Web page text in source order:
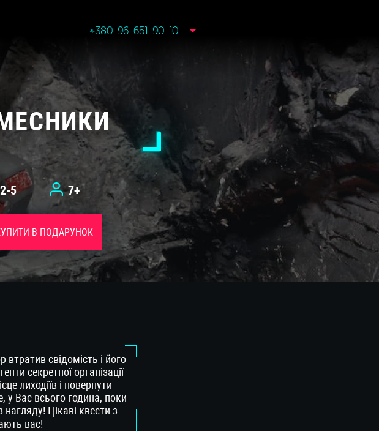
+380 96 651 90 10
2-5 7+
В ПОДАРУНОК
свідомість і його
секретної організації
лиходіїв і повернути
у Вас всього година, поки
Цікаві квести з
вас!